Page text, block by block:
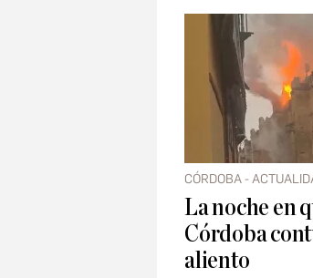
CÓRDOBA -
La noche en
Córdoba
aliento